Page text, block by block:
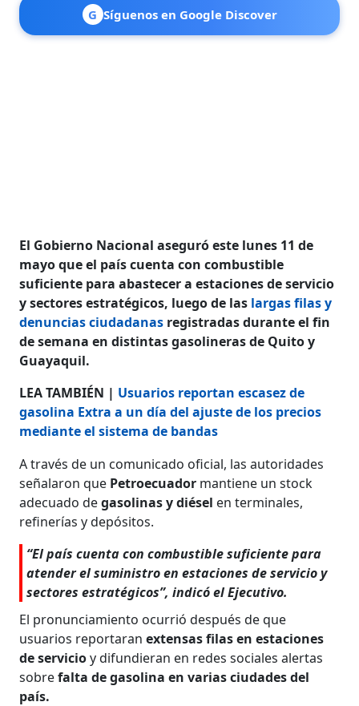
G Síguenos en Google Discover
El Gobierno Nacional aseguró este lunes 11 de
mayo que el país cuenta con combustible
suficiente para abastecer a estaciones de servicio
y sectores estratégicos, luego de las largas filas y
denuncias ciudadanas registradas durante el fin
de semana en distintas gasolineras de Quito y
Guayaquil.
LEA TAMBIÉN | Usuarios reportan escasez de
gasolina Extra a un día del ajuste de los precios
mediante el sistema de bandas
A través de un comunicado oficial, las autoridades
señalaron que Petroecuador mantiene un stock
adecuado degasolinas y diésel en terminales,
refinerías y depósitos.
“El país cuenta con combustible suficiente para
atender el suministro en estaciones de servicio y
sectores estratégicos”, indicó el Ejecutivo.
El pronunciamiento ocurrió después de que
usuarios reportaranextensas filas en estaciones
de servicioy difundieran en redes sociales alertas
sobrefalta de gasolina en varias ciudades del
país.